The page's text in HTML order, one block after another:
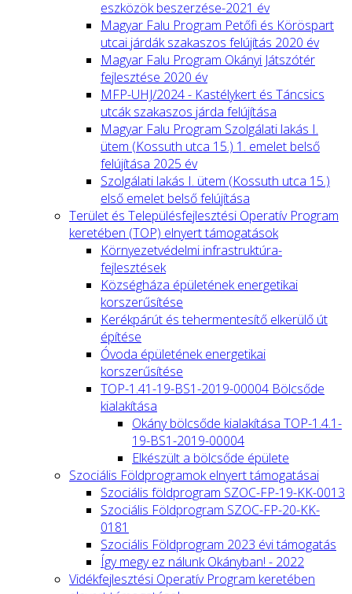
eszközök beszerzése-2021 év
Magyar Falu Program Petőfi és Köröspart
utcai járdák szakaszos felújítás 2020 év
Magyar Falu Program Okányi Játszótér
fejlesztése 2020 év
MFP-UHJ/2024 - Kastélykert és Táncsics
utcák szakaszos járda felújítása
Magyar Falu Program Szolgálati lakás I.
ütem (Kossuth utca 15.) 1. emelet belső
felújítása 2025 év
Szolgálati lakás I. ütem (Kossuth utca 15.)
első emelet belső felújítása
Terület és Településfejlesztési Operatív Program
keretében (TOP) elnyert támogatások
Környezetvédelmi infrastruktúra-
fejlesztések
Községháza épületének energetikai
korszerűsítése
Kerékpárút és tehermentesítő elkerülő út
építése
Óvoda épületének energetikai
korszerűsítése
TOP-1.41-19-BS1-2019-00004 Bölcsőde
kialakítása
Okány bölcsőde kialakítása TOP-1.4.1-
19-BS1-2019-00004
Elkészült a bölcsőde épülete
Szociális Földprogramok elnyert támogatásai
Szociális földprogram SZOC-FP-19-KK-0013
Szociális Földprogram SZOC-FP-20-KK-
0181
Szociális Földprogram 2023 évi támogatás
Így megy ez nálunk Okányban! - 2022
Vidékfejlesztési Operatív Program keretében